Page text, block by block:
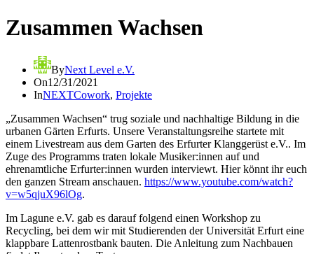
Zusammen Wachsen
ByNext Level e.V.
On12/31/2021
InNEXTCowork, Projekte
„Zusammen Wachsen“ trug soziale und nachhaltige Bildung in die
urbanen Gärten Erfurts. Unsere Veranstaltungsreihe startete mit
einem Livestream aus dem Garten des Erfurter Klanggerüst e.V.. Im
Zuge des Programms traten lokale Musiker:innen auf und
ehrenamtliche Erfurter:innen wurden interviewt. Hier könnt ihr euch
den ganzen Stream anschauen. https://www.youtube.com/watch?
v=w5qjuX96lOg.
Im Lagune e.V. gab es darauf folgend einen Workshop zu
Recycling, bei dem wir mit Studierenden der Universität Erfurt eine
klappbare Lattenrostbank bauten. Die Anleitung zum Nachbauen